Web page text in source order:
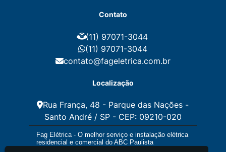
Instalação Elétrica Residencial Simples
Instalações Elétricas Prediais
Instalações Elétricas Residenciais
Instalador de Energia Solar
Instalador de Placa Solar
Instalador Fotovoltaico
Instalar Energia Solar
Manutenção Elétrica
Manutenção Eletrica Predial
Manutenção Elétrica Preventiva
Manutenção Eletrica Residencial
Manutenção Preventiva E Corretiva Instalações
Contato
(11) 97071-3044
(11) 97071-3044
contato@fageletrica.com.br
Localização
Rua França, 48 - Parque das Nações -
Santo André / SP - CEP: 09210-020
Fag Elétrica - O melhor serviço e instalação elétrica
residencial e comercial do ABC Paulista